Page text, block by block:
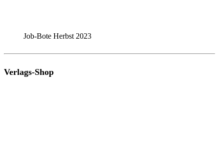
Job-Bote Herbst 2023
Verlags-Shop